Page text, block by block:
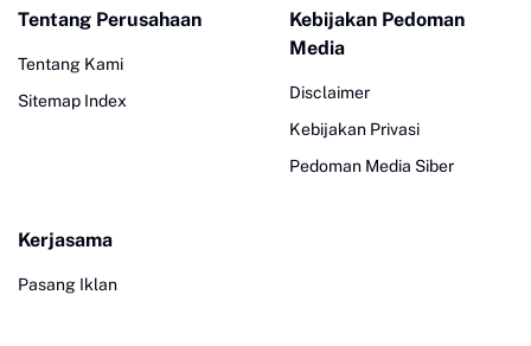
Tentang Perusahaan
Tentang Kami
Sitemap Index
Kebijakan Pedoman
Media
Disclaimer
Kebijakan Privasi
Pedoman Media Siber
Kerjasama
Pasang Iklan